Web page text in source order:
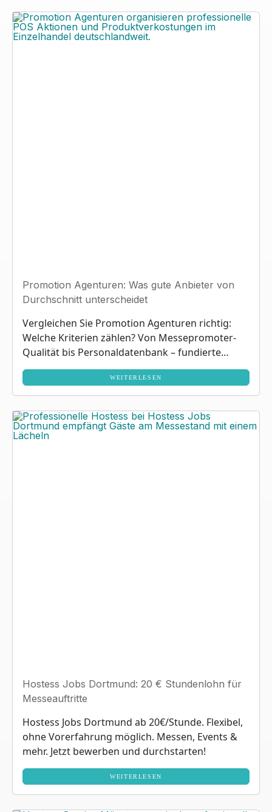
Promotion Agenturen: Was gute Anbieter von
Durchschnitt unterscheidet
Vergleichen Sie Promotion Agenturen richtig:
Welche Kriterien zählen? Von Messepromoter-
Qualität bis Personaldatenbank – fundierte
Entscheidungshilfe.
WEITERLESEN
Hostess Jobs Dortmund: 20 € Stundenlohn für
Messeauftritte
Hostess Jobs Dortmund ab 20€/Stunde. Flexibel,
ohne Vorerfahrung möglich. Messen, Events &
mehr. Jetzt bewerben und durchstarten!
WEITERLESEN